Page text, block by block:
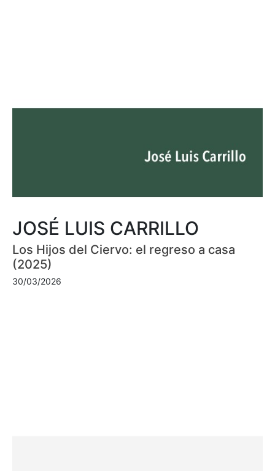
JOSÉ LUIS CARRILLO
Los Hijos del Ciervo: el regreso a casa
(2025)
30/03/2026